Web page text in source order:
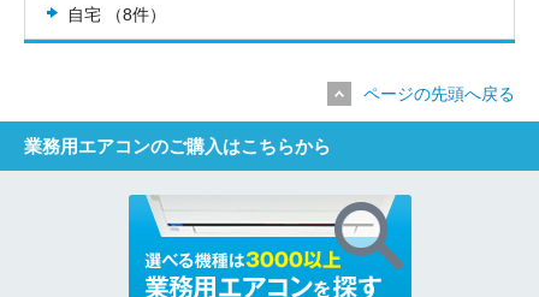
自宅 （8件）
ページの先頭へ戻る
業務用エアコンのご購入はこちらから